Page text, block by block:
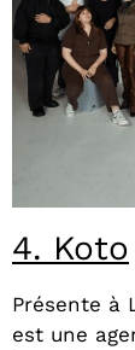
4. Koto
Présente à
est une